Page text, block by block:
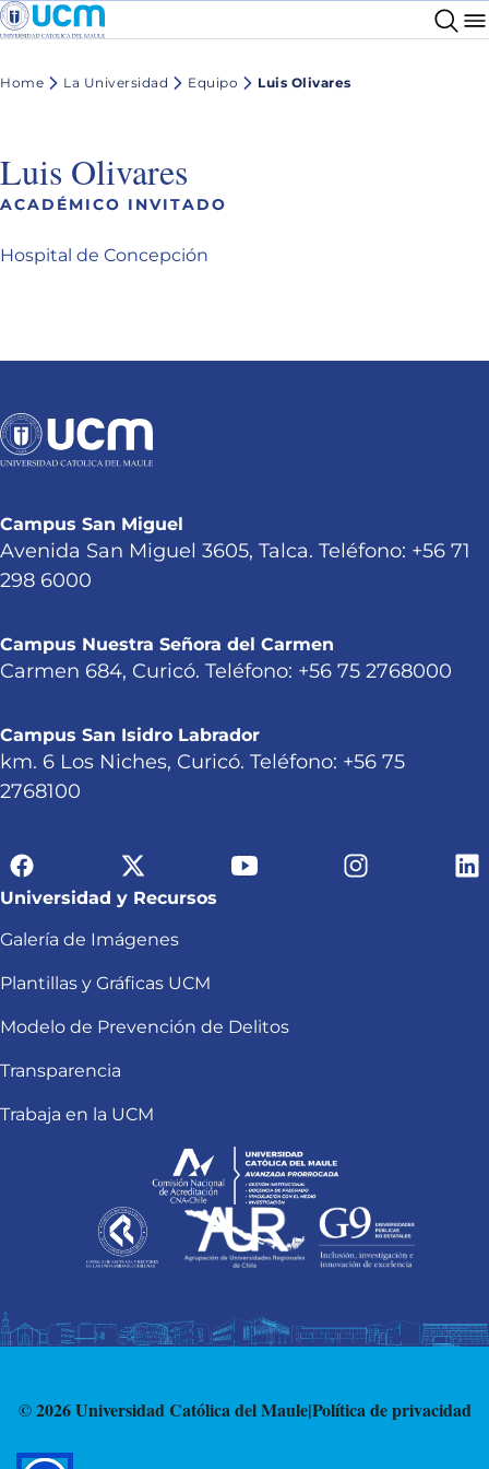
Home La Universidad Equipo Luis Olivares
Luis Olivares
ACADÉMICO INVITADO
Hospital de Concepción
Campus San Miguel
Avenida San Miguel 3605, Talca. Teléfono: +56 71
298 6000
Campus Nuestra Señora del Carmen
Carmen 684, Curicó. Teléfono: +56 75 2768000
Campus San Isidro Labrador
km. 6 Los Niches, Curicó. Teléfono: +56 75
2768100
Universidad y Recursos
Galería de Imágenes
Plantillas y Gráficas UCM
Modelo de Prevención de Delitos
Transparencia
Trabaja en la UCM
© 2026 Universidad Católica del Maule|Política de privacidad